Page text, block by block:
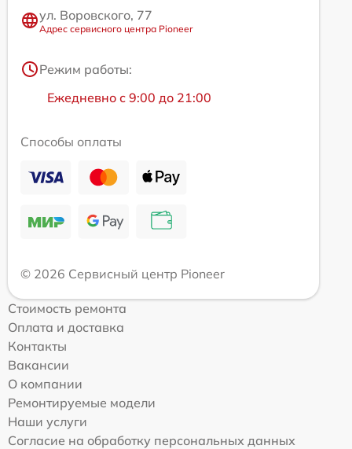
ул. Воровского, 77
Адрес сервисного центра Pioneer
Режим работы:
Ежедневно с 9:00 до 21:00
Способы оплаты
© 2026 Сервисный центр Pioneer
Стоимость ремонта
Оплата и доставка
Контакты
Вакансии
О компании
Ремонтируемые модели
Наши услуги
Согласие на обработку персональных данных